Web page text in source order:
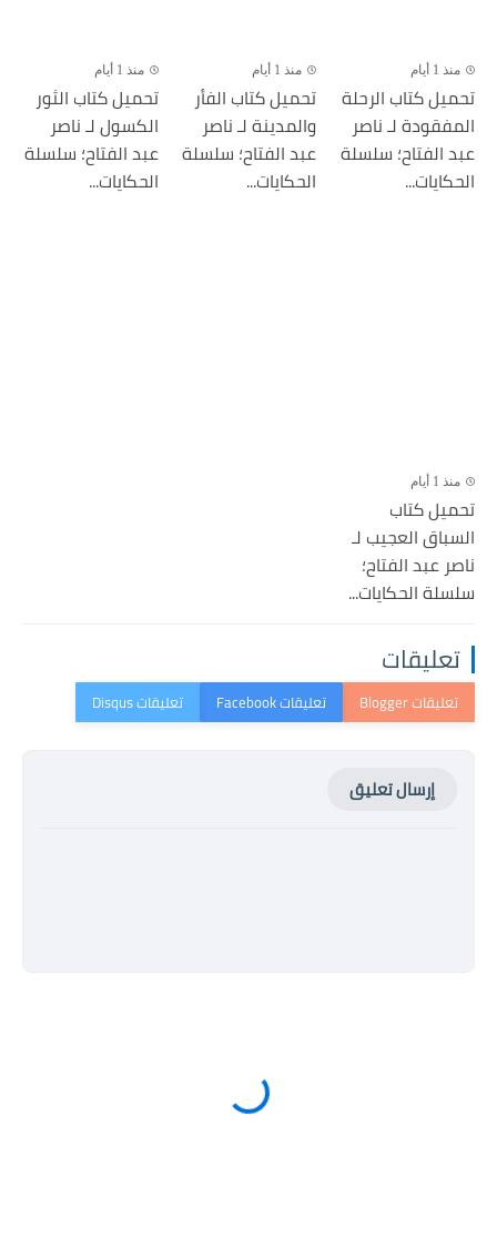
منذ 1 أيام
تحميل كتاب الرحلة
المفقودة لـ ناصر
عبد الفتاح؛ سلسلة
الحكايات...
منذ 1 أيام
تحميل كتاب الفأر
والمدينة لـ ناصر
عبد الفتاح؛ سلسلة
الحكايات...
منذ 1 أيام
تحميل كتاب الثور
الكسول لـ ناصر
عبد الفتاح؛ سلسلة
الحكايات...
منذ 1 أيام
تحميل كتاب
السباق العجيب لـ
ناصر عبد الفتاح؛
سلسلة الحكايات...
تعليقات
إرسال تعليق